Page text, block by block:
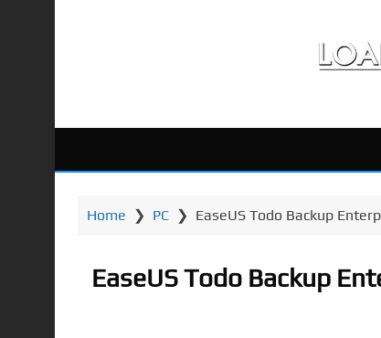
Home ❯ PC❯ EaseUS Todo Backup
EaseUS Todo Backup